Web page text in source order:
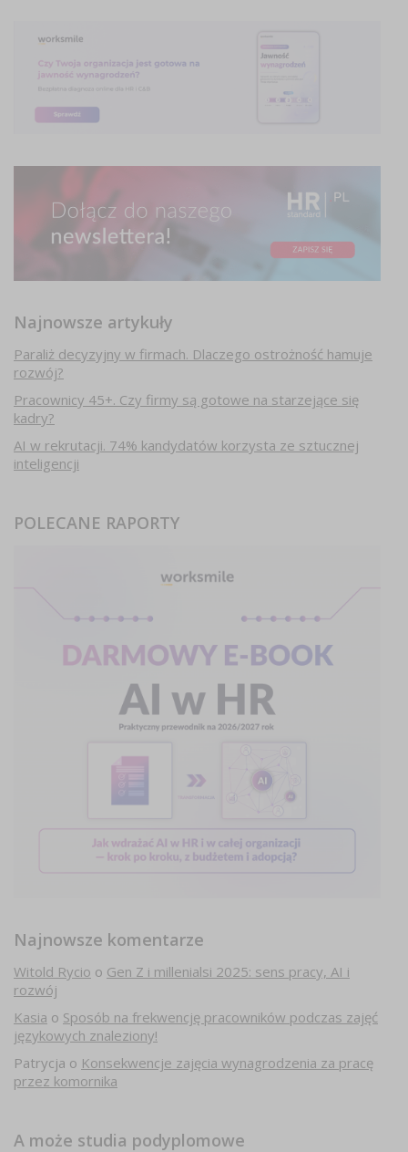
Najnowsze artykuły
Paraliż decyzyjny w firmach. Dlaczego ostrożność hamuje
rozwój?
Pracownicy 45+. Czy firmy są gotowe na starzejące się
kadry?
AI w rekrutacji. 74% kandydatów korzysta ze sztucznej
inteligencji
POLECANE RAPORTY
Najnowsze komentarze
Witold Rycio o Gen Z i millenialsi 2025: sens pracy, AI i
rozwój
Kasia o Sposób na frekwencję pracowników podczas zajęć
językowych znaleziony!
Patrycja o Konsekwencje zajęcia wynagrodzenia za pracę
przez komornika
A może studia podyplomowe